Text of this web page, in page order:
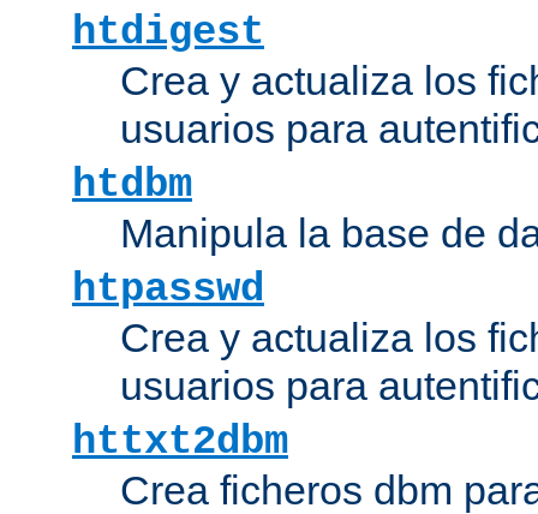
htdigest
Crea y actualiza los
usuarios para
htdbm
Manipula la base de
htpasswd
Crea y actualiza los
usuarios para
httxt2dbm
Crea ficheros dbm